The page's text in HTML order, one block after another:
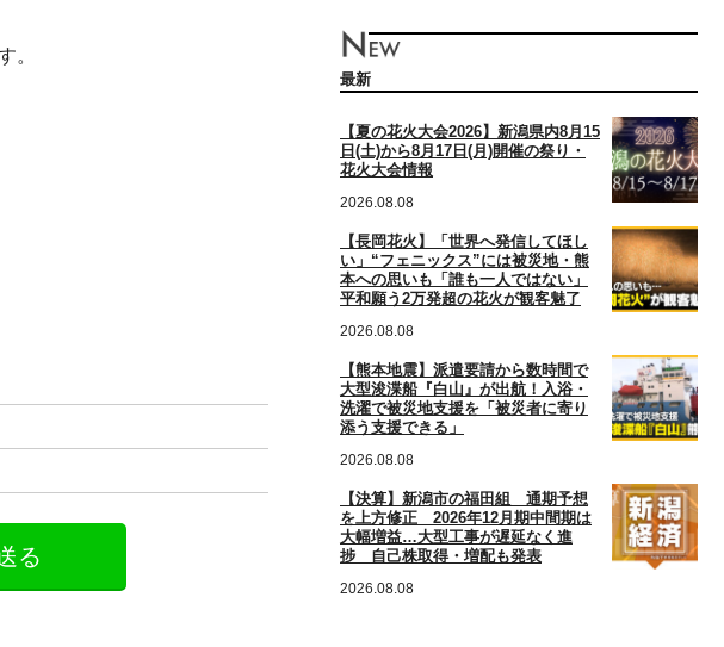
。
る
最新
【夏の花火大会2026】新潟県内8月15
日(土)から8月17日(月)開催の祭り・
花火大会情報
2026.08.08
【長岡花火】「世界へ発信してほし
い」“フェニックス”には被災地・熊
本への思いも「誰も一人ではない」
平和願う2万発超の花火が観客魅了
2026.08.08
【熊本地震】派遣要請から数時間で
大型浚渫船『白山』が出航！入浴・
洗濯で被災地支援を「被災者に寄り
添う支援できる」
2026.08.08
【決算】新潟市の福田組 通期予想
を上方修正 2026年12月期中間期は
大幅増益…大型工事が遅延なく進
捗 自己株取得・増配も発表
2026.08.08